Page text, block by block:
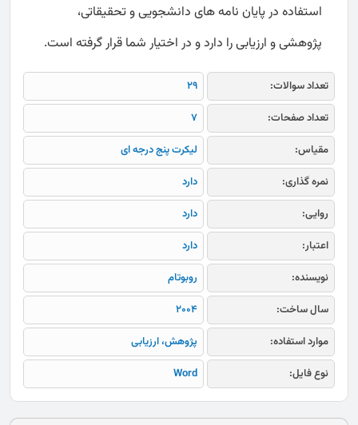
استفاده در پایان نامه های دانشجویی و تحقیقاتی،
پژوهشی و ارزیابی را دارد و در اختیار شما قرار گرفته است.
تعداد سوالات:
29
تعداد صفحات:
7
مقیاس:
لیکرت پنج درجه ای
نمره گذاری:
دارد
روایی:
دارد
اعتبار:
دارد
نویسنده:
روبوتام
سال ساخت:
2004
موارد استفاده:
پژوهش، ارزیابی
نوع فایل:
Word